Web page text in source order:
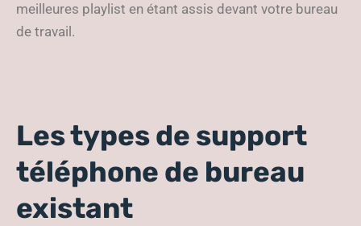
meilleures playlist en étant assis devant votre bureau
de travail.
Les types de support
téléphone de bureau
existant